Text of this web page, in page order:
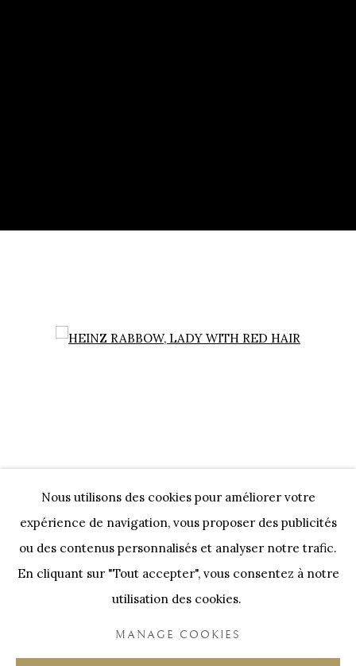
EXPO @ SEA
Open a larger version of the following image in a popup:
HEINZ RABBOW, LADY WITH RED HAIR
Onze Partners: RESTAURANT BONAMI
Nous utilisons des cookies pour améliorer votre
expérience de navigation, vous proposer des publicités
ou des contenus personnalisés et analyser notre trafic.
En cliquant sur "Tout accepter", vous consentez à notre
utilisation des cookies.
MANAGE COOKIES